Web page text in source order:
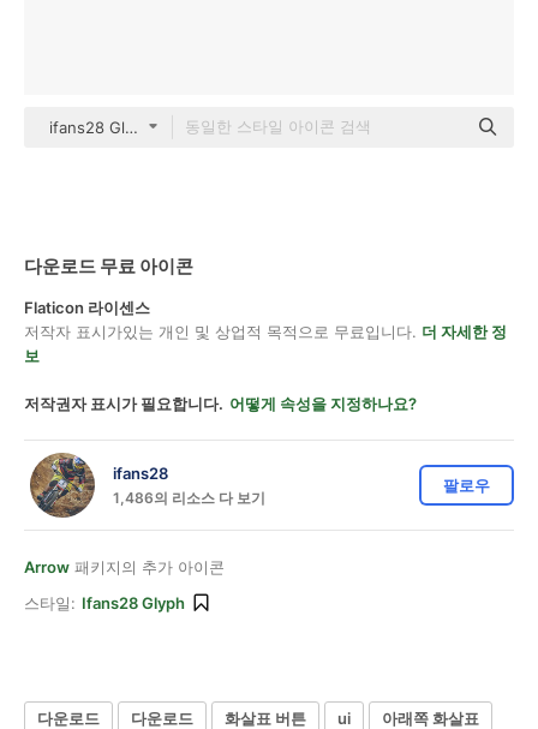
ifans28 Glyph
다운로드 무료 아이콘
Flaticon 라이센스
저작자 표시가있는 개인 및 상업적 목적으로 무료입니다. 더 자세한 정
보
저작권자 표시가 필요합니다. 어떻게 속성을 지정하나요?
ifans28
1,486의 리소스 다 보기
팔로우
Arrow 패키지의 추가 아이콘
스타일: Ifans28 Glyph
다운로드 다운로드 화살표 버튼 ui 아래쪽 화살표